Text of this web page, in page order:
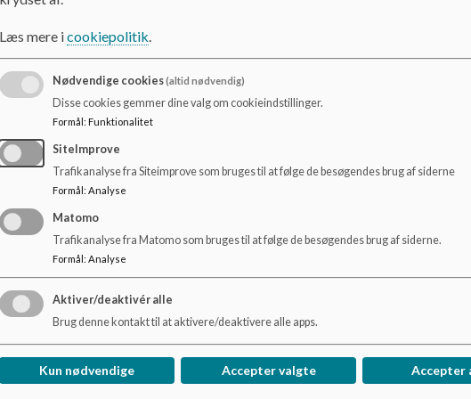
For at se Lillebæltskolen - klik på Danmarkskortet -
Læs mere icookiepolitik.
Nødvendige cookies(altid nødvendig)
Disse cookies gemmer dine valg om cookieindstillinger.
Formål : Funktionalitet
SiteImprove
Trafikanalyse fra Siteimprove som bruges til at følge de besøgendes brug af siderne
Formål : Analyse
Matomo
Trafikanalyse fra Matomo som bruges til at følge de besøgendes brug af siderne.
Formål: Analyse
Aktiver/deaktivér alle
Brug denne kontakt til at aktivere/deaktivere alle apps.
Kun nødvendige Accepter valgte Accepter